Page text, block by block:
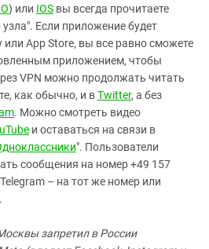
) или IOS вы всегда прочитаете
Если приложение будет
или App Store, вы все равно сможете
приложением, чтобы
VPN можно продолжать читать
как обычно, и вTwitter, а без
. Можно смотреть видео
и оставаться на связи в
". Пользователи
сообщения на номер +49 157
– на тот же номер или
запретил в России